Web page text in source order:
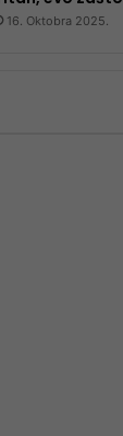
16. Oktobra 2025.